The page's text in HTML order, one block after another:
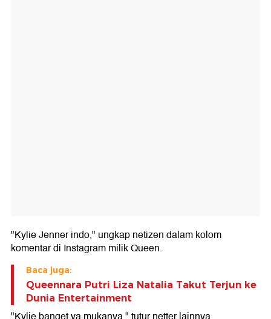
"Kylie Jenner indo," ungkap netizen dalam kolom
komentar di Instagram milik Queen.
Baca juga:
Queennara Putri Liza Natalia Takut Terjun ke
Dunia Entertainment